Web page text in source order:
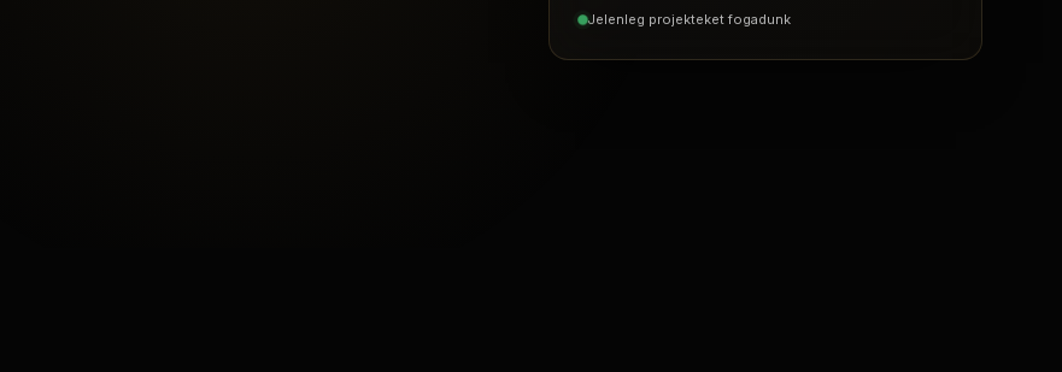
Jelenleg projekteket fogadunk